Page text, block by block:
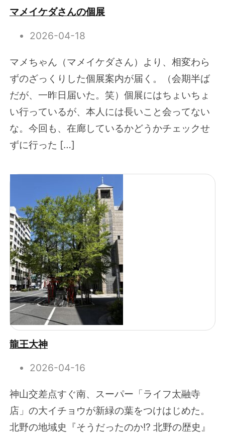
マメイケダさんの個展
2026-04-18
マメちゃん（マメイケダさん）より、相変わら
ずのざっくりした個展案内が届く。（会期半ば
だが、一昨日届いた。笑）個展にはちょいちょ
い行っているが、本人には長いこと会ってない
な。今回も、在廊しているかどうかチェックせ
ずに行った […]
龍王大神
2026-04-16
神山交差点すぐ南、スーパー「ライフ太融寺
店」の大イチョウが新緑の葉をつけはじめた。
北野の地域史『そうだったのか!? 北野の歴史』